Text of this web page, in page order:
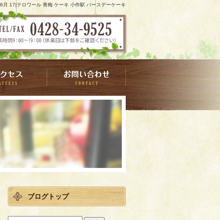
月 17|テロワール 青梅 ケーキ 小作駅 バースデーケーキ
ブログトップ